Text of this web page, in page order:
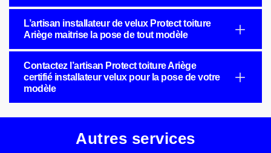
L’artisan installateur de velux Protect toiture
Ariège maitrise la pose de tout modèle
Contactez l’artisan Protect toiture Ariège
certifié installateur velux pour la pose de votre
modèle
Autres services